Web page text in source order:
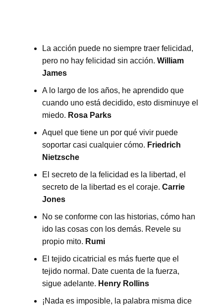
La acción puede no siempre traer felicidad,
pero no hay felicidad sin acción. William
James
A lo largo de los años, he aprendido que
cuando uno está decidido, esto disminuye el
miedo. Rosa Parks
Aquel que tiene un por qué vivir puede
soportar casi cualquier cómo. Friedrich
Nietzsche
El secreto de la felicidad es la libertad, el
secreto de la libertad es el coraje. Carrie
Jones
No se conforme con las historias, cómo han
ido las cosas con los demás. Revele su
propio mito. Rumi
El tejido cicatricial es más fuerte que el
tejido normal. Date cuenta de la fuerza,
sigue adelante. Henry Rollins
¡Nada es imposible, la palabra misma dice